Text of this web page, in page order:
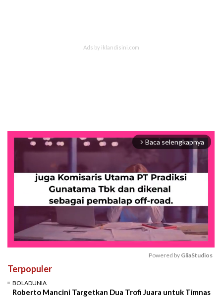
arrow_forward_ios Baca selengkapnya
Powered by GliaStudios
Terpopuler
BOLADUNIA
Roberto Mancini Targetkan Dua Trofi Juara untuk Timnas